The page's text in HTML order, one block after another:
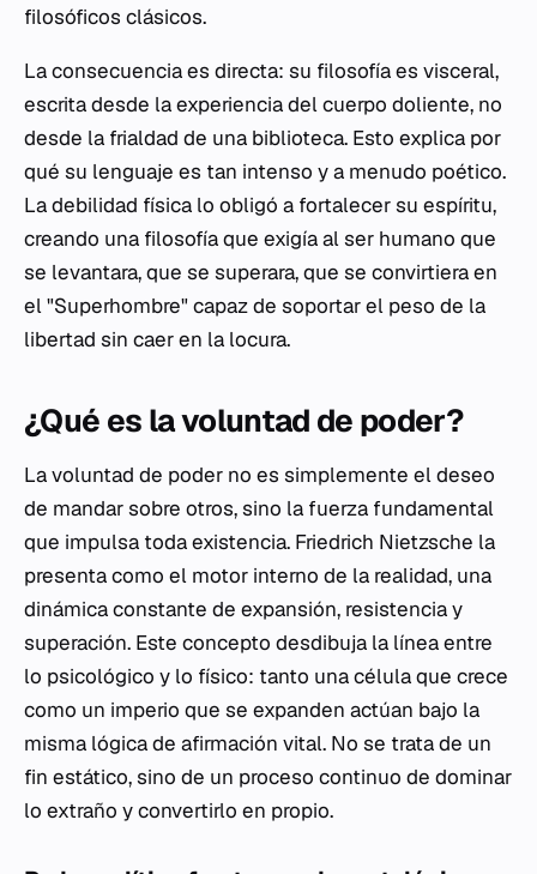
filosóficos clásicos.
La consecuencia es directa: su filosofía es visceral,
escrita desde la experiencia del cuerpo doliente, no
desde la frialdad de una biblioteca. Esto explica por
qué su lenguaje es tan intenso y a menudo poético.
La debilidad física lo obligó a fortalecer su espíritu,
creando una filosofía que exigía al ser humano que
se levantara, que se superara, que se convirtiera en
el "Superhombre" capaz de soportar el peso de la
libertad sin caer en la locura.
¿Qué es la voluntad de poder?
La voluntad de poder no es simplemente el deseo
de mandar sobre otros, sino la fuerza fundamental
que impulsa toda existencia. Friedrich Nietzsche la
presenta como el motor interno de la realidad, una
dinámica constante de expansión, resistencia y
superación. Este concepto desdibuja la línea entre
lo psicológico y lo físico: tanto una célula que crece
como un imperio que se expanden actúan bajo la
misma lógica de afirmación vital. No se trata de un
fin estático, sino de un proceso continuo de dominar
lo extraño y convertirlo en propio.